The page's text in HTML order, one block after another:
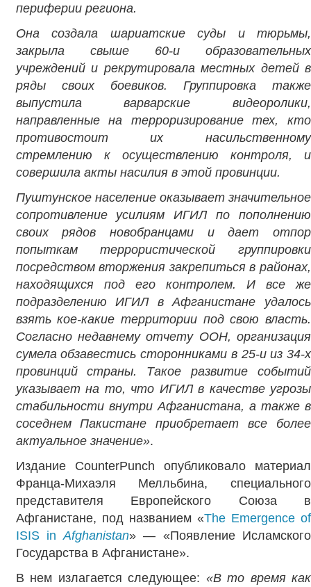
периферии региона.
Она создала шариатские суды и тюрьмы,
закрыла свыше 60-и образовательных
учреждений и рекрутировала местных детей в
ряды своих боевиков.
Группировка также
выпустила варварские видеоролики,
направленные на терроризирование тех, кто
противостоит их насильственному
стремлению к осуществлению контроля, и
совершила акты насилия в этой провинции.
Пуштунское население оказывает значительное
сопротивлениеусилиям ИГИЛпо пополнению
своих рядов новобранцами и дает отпор
попыткам террористической группировки
посредством вторжения закрепиться в районах,
находящихся под его контролем.
И все же
подразделению ИГИЛ в Афганистане удалось
взять кое-какие территории под свою власть.
Согласно недавнему отчету ООН, организация
сумела обзавестись сторонниками в 25-и из 34-х
провинций страны.
Такое развитие событий
указывает на то, что ИГИЛ в качестве угрозы
стабильности внутри Афганистана, а также в
соседнем Пакистанеприобретает все более
актуальное значение».
Издание CounterPunch опубликовало материал
Франца-Михаэля Мелльбина, специального
представителя Европейского Союза в
Афганистане, под названием «The Emergence of
ISIS inAfghanistan» — «Появление Исламского
Государства в Афганистане».
В нем излагается следующее: «В то время как